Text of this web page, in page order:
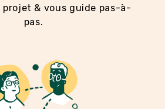
& vous guide pas-à-
pas.